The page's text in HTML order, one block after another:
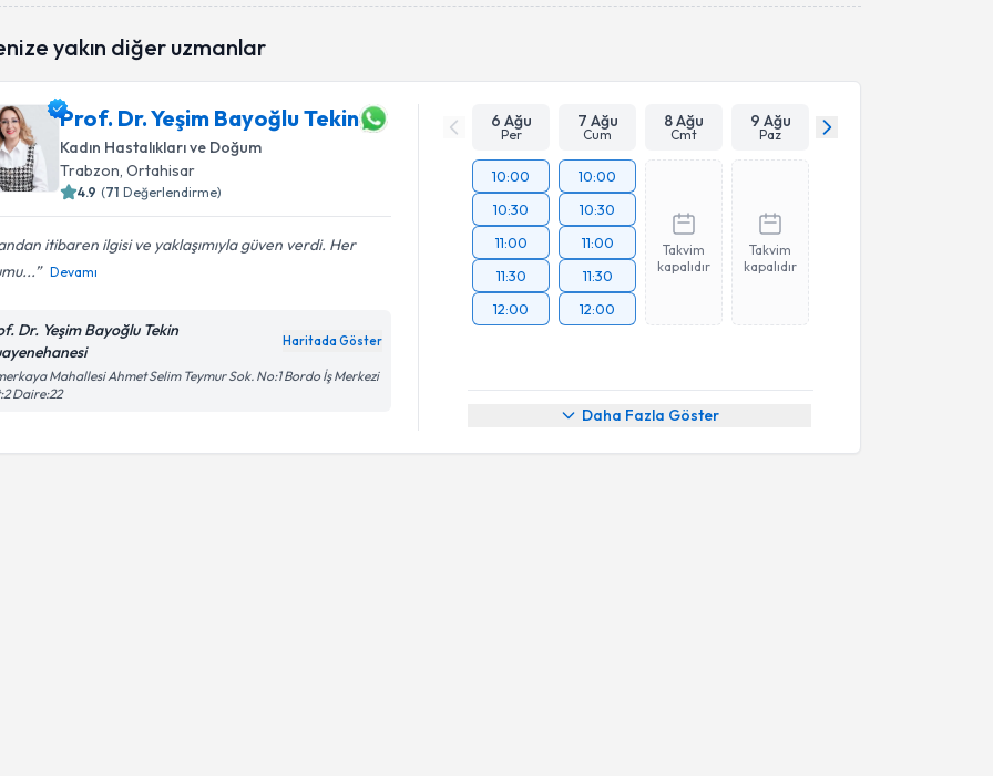
yakın diğer uzmanlar
Prof. Dr. Yeşim Bayoğlu Tekin
Kadın Hastalıkları ve Doğum
Trabzon , Ortahisar
4.9 (71 Değerlendirme)
itibaren ilgisi ve yaklaşımıyla güven verdi. Her
Devamı
Dr. Yeşim Bayoğlu Tekin
Haritada Göster
Mahallesi Ahmet Selim Teymur Sok. No:1 Bordo İş Merkezi
Daire:22
6 Ağu
Per
7 Ağu
Cum
8 Ağu
Cmt
9 Ağu
Paz
10:00
10:30
11:00
11:30
12:00
10:00
10:30
11:00
11:30
12:00
Takvim
kapalıdır
Takvim
kapalıdır
Daha Fazla Göster